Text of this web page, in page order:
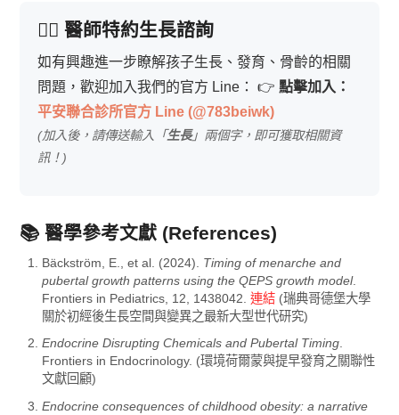
👨‍⚕️ 醫師特約生長諮詢
如有興趣進一步瞭解孩子生長、發育、骨齡的相關
問題，歡迎加入我們的官方 Line：
👉點擊加入：
平安聯合診所官方 Line (@783beiwk)
(加入後，請傳送輸入「生長」兩個字，即可獲取相關資
訊！)
📚 醫學參考文獻 (References)
Bäckström, E., et al. (2024). Timing of menarche and
pubertal growth patterns using the QEPS growth model.
Frontiers in Pediatrics, 12, 1438042.連結 (瑞典哥德堡大學
關於初經後生長空間與變異之最新大型世代研究)
Endocrine Disrupting Chemicals and Pubertal Timing.
Frontiers in Endocrinology. (環境荷爾蒙與提早發育之關聯性
文獻回顧)
Endocrine consequences of childhood obesity: a narrative